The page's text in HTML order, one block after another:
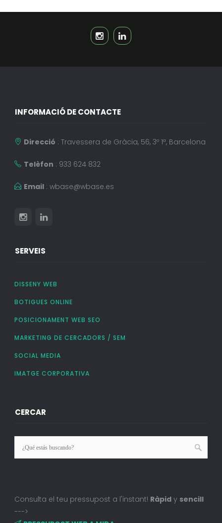
INFORMACIÓ DE CONTACTE
Direcció : Travessera de Gràcia, 56, 3º 1ª, Barcelona
Telèfon : 933 624 832
Email: wbase@wbase.es
SERVEIS
DISSENY WEB
BOTIGUES ONLINE
POSICIONAMENT WEB SEO
MARKETING DE CERCADORS / SEM
SOCIAL MEDIA
IMATGE CORPORATIVA
CERCAR
Consulta el teu pressupost a l'instant! Ràpidy sencill
--->